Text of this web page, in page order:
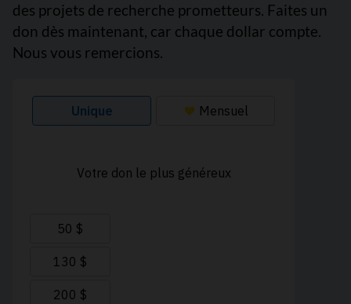
des projets de recherche prometteurs. Faites un
don dès maintenant, car chaque dollar compte.
Nous vous remercions.